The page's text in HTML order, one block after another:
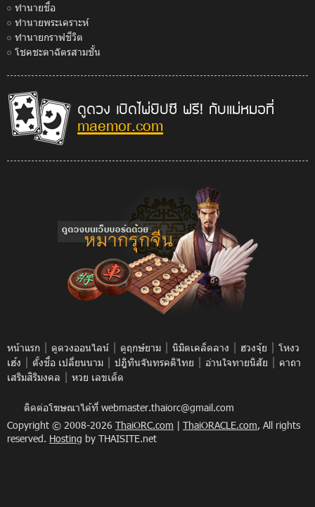
ทำนายชื่อ
ทำนายพระเคราะห์
ทำนายกราฟชีวิต
โชคชะตาฉัตรสามชั้น
ดูดวง เปิดไพ่ยิปซี ฟรี! กับแม่หมอที่
maemor.com
หน้าแรก | ดูดวงออนไลน์ | ดูฤกษ์ยาม | นิมิตเคล็ดลาง | ฮวงจุ้ย | โหงว
เฮ้ง | ตั้งชื่อ เปลี่ยนนาม | ปฎิทินจันทรคติไทย | อ่านใจทายนิสัย | คาถา
เสริมสิริมงคล | หวย เลขเด็ด
ติดต่อโฆษณาได้ที่ webmaster.thaiorc@gmail.com
Copyright © 2008-2026 ThaiORC.com | ThaiORACLE.com, All rights
reserved. Hosting by THAISITE.net